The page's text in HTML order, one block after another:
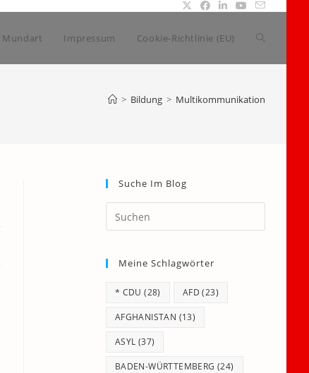
Mundart Impressum Cookie-Richtlinie (EU) Website-
> Bildung > Multikommunikation
Suche Im Blog
Escape
Meine Schlagwörter
* CDU (28) AFD (23)
AFGHANISTAN (13)
ASYL (37)
BADEN-WÜRTTEMBERG (24)